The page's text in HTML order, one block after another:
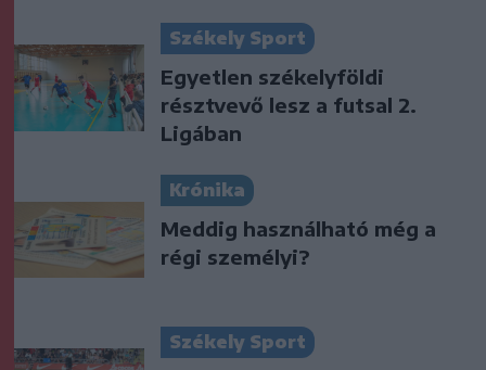
Székely Sport
Egyetlen székelyföldi
résztvevő lesz a futsal 2.
Ligában
Krónika
Meddig használható még a
régi személyi?
Székely Sport